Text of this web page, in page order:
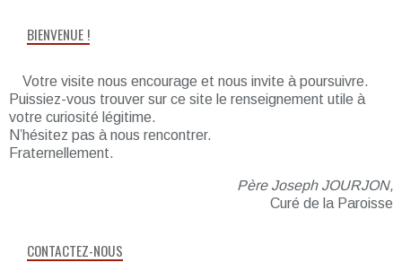
BIENVENUE !
Votre visite nous encourage et nous invite à poursuivre.
Puissiez-vous trouver sur ce site le renseignement utile à
votre curiosité légitime.
N’hésitez pas à nous rencontrer.
Fraternellement.
Père Joseph JOURJON,
Curé de la Paroisse
CONTACTEZ-NOUS